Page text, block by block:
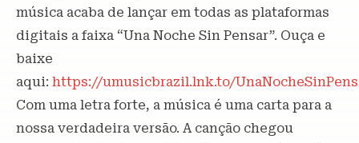
música acaba de lançar em todas as plataformas
digitais a faixa “Una Noche Sin Pensar”. Ouça e
baixe
aqui: https://umusicbrazil.lnk.to/
Com uma letra forte, a música é uma carta para a
nossa verdadeira versão. A canção chegou